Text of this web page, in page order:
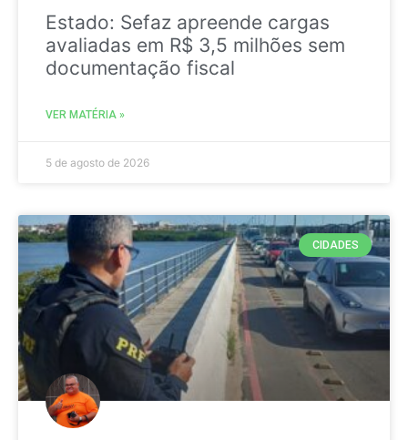
Estado: Sefaz apreende cargas
avaliadas em R$ 3,5 milhões sem
documentação fiscal
VER MATÉRIA »
5 de agosto de 2026
CIDADES